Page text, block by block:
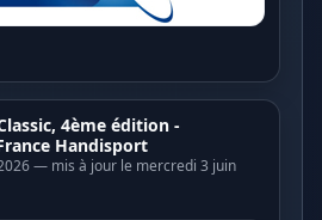
4ème édition -
Handisport
— mis à jour le mercredi 3 juin